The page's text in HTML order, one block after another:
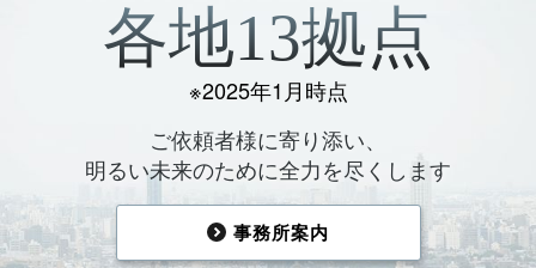
各地13拠点
※2025年1月時点
ご依頼者様に寄り添い、
明るい未来のために全力を尽くします
事務所案内